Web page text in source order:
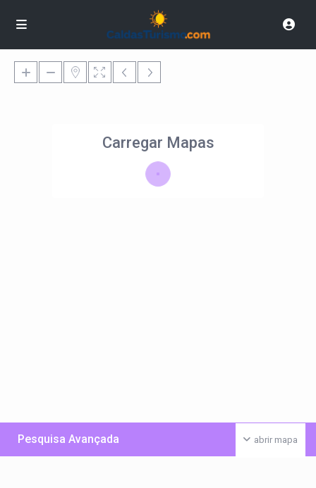
Carregar Mapas
abrir mapa
Pesquisa Avançada